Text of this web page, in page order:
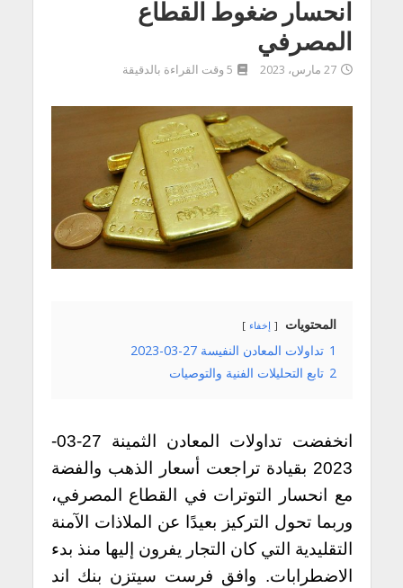
انحسار ضغوط القطاع
المصرفي
27 مارس، 2023 5 وقت القراءة بالدقيقة
المحتويات إخفاء
1 تداولات المعادن النفيسة 27-03-2023
2 تابع التحليلات الفنية والتوصيات
انخفضت تداولات المعادن الثمينة 27-03-
2023 بقيادة تراجعت أسعار الذهب والفضة
مع انحسار التوترات في القطاع المصرفي،
وربما تحول التركيز بعيدًا عن الملاذات الآمنة
التقليدية التي كان التجار يفرون إليها منذ بدء
الاضطرابات. وافق فرست سيتزن بنك اند